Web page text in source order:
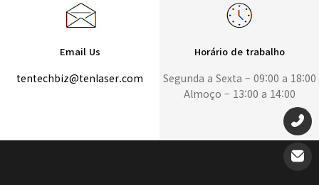
Email Us
tentechbiz@tenlaser.com
Horário de trabalho
Segunda a Sexta – 09:00 a 18:00
Almoço – 13:00 a 14:00